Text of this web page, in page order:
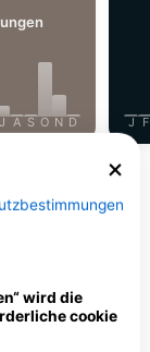
J A S O N D J F
wird die
cookie